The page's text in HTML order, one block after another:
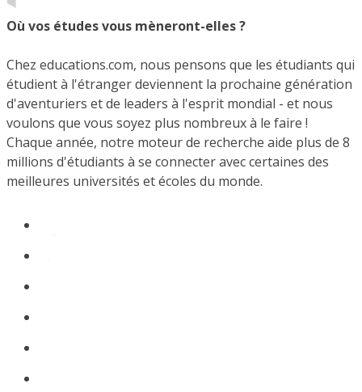
Où vos études vous mèneront-elles ?
Chez educations.com, nous pensons que les étudiants qui
étudient à l'étranger deviennent la prochaine génération
d'aventuriers et de leaders à l'esprit mondial - et nous
voulons que vous soyez plus nombreux à le faire !
Chaque année, notre moteur de recherche aide plus de 8
millions d'étudiants à se connecter avec certaines des
meilleures universités et écoles du monde.